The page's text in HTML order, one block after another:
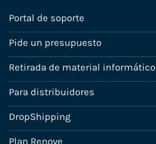
Portal de soporte
Pide un presupuesto
Retirada de material informático
Para distribuidores
DropShipping
Plan Renove